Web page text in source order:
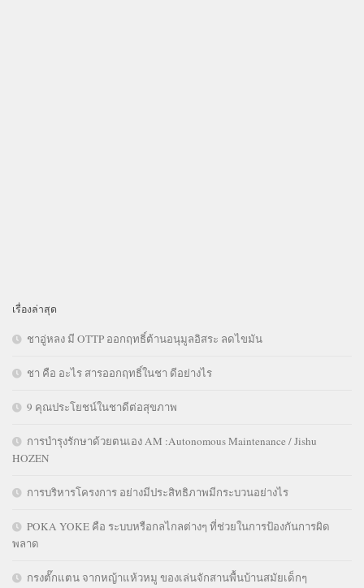
เรื่องล่าสุด
ชาอู่หลง มี OTTP ออกฤทธิ์ต้านอนุมูลอิสระ ลดไขมัน
ชา คือ อะไร สารออกฤทธิ์ในชา ดีอย่างไร
9 คุณประโยชน์ในชาดีต่อสุขภาพ
การบำรุงรักษาด้วยตนเอง AM :Autonomous Maintenance / Jishu
HOZEN
การบริหารโครงการ อย่างมีประสิทธิภาพมีกระบวนอย่างไร
POKA YOKE คือ ระบบหรือกลไกลต่างๆ ที่ช่วยในการป้องกันการผิด
พลาด
กรงตั๊กแตน จากหญ้าแห้วหมู ของเล่นจักสานพื้นบ้านสมัยเด็กๆ